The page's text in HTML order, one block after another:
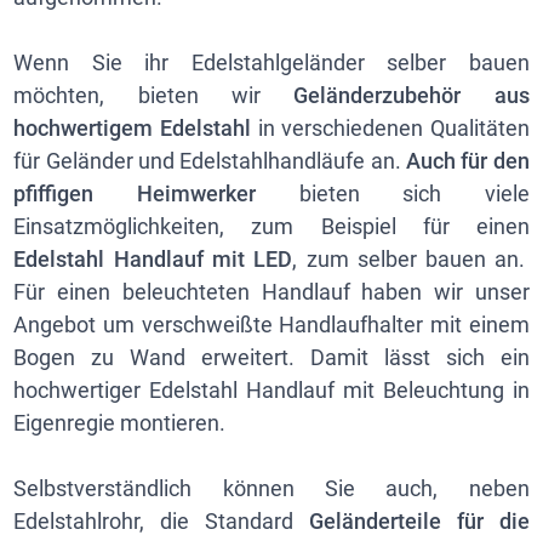
Wenn Sie ihr Edelstahlgeländer selber bauen
möchten, bieten wir Geländerzubehör aus
hochwertigem Edelstahl in verschiedenen Qualitäten
für Geländer und Edelstahlhandläufe an.Auch für den
pfiffigen Heimwerkerbieten sich viele
Einsatzmöglichkeiten, zum Beispiel für einen
Edelstahl Handlauf mit LED, zum selber bauen an.
Für einen beleuchteten Handlauf haben wir unser
Angebot um verschweißte Handlaufhalter mit einem
Bogen zu Wand erweitert. Damit lässt sich ein
hochwertiger Edelstahl Handlauf mit Beleuchtung in
Eigenregie montieren.
Selbstverständlich können Sie auch, neben
Edelstahlrohr, die Standard Geländerteile für die